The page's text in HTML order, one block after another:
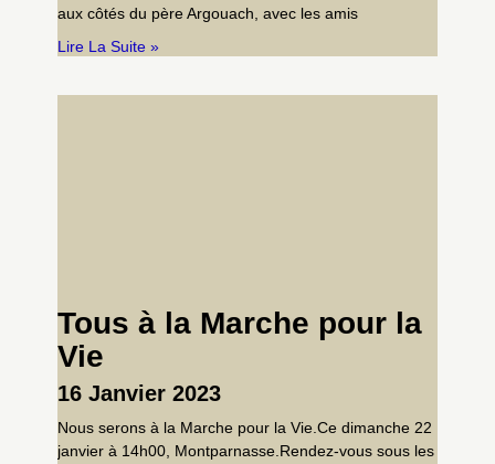
aux côtés du père Argouach, avec les amis
Lire La Suite »
Tous à la Marche pour la
Vie
16 Janvier 2023
Nous serons à la Marche pour la Vie.Ce dimanche 22
janvier à 14h00, Montparnasse.Rendez-vous sous les